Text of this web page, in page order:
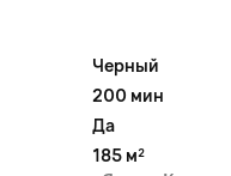
Черный
200 мин
Да
185 м²